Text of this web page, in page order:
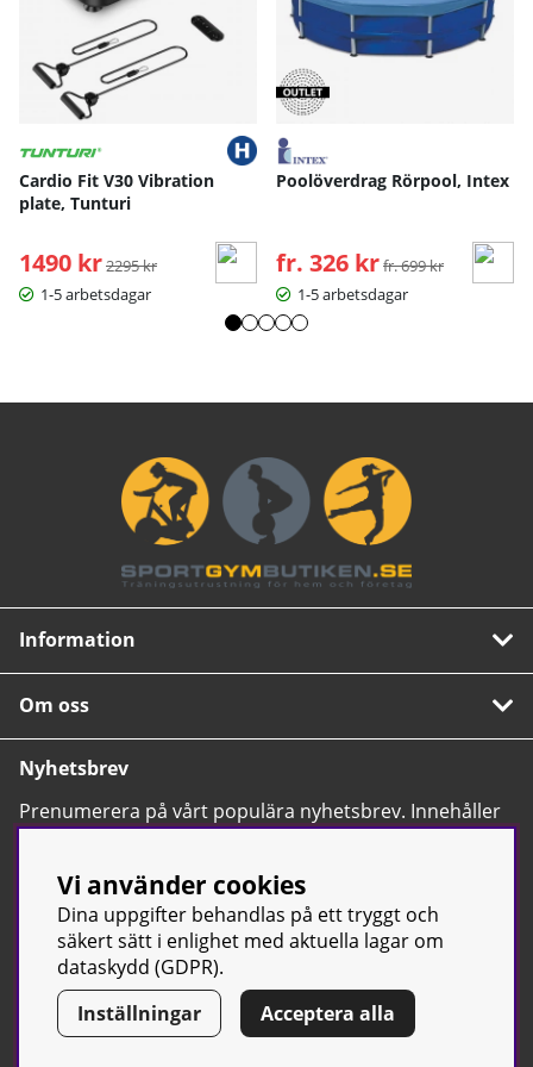
Cardio Fit V30 Vibration
plate, Tunturi
1490 kr Ordinarie pris:
2295 kr
1-5 arbetsdagar
Poolöverdrag Rörpool, Intex
fr. 326 kr Ordinarie pris:
fr. 699 kr
1-5 arbetsdagar
Information
Om oss
Nyhetsbrev
Prenumerera på vårt populära nyhetsbrev. Innehåller
tips, nyheter och våra allra bästa erbjudanden.
© Sport & Gym Butiken JTC AB | Kontakta oss| All rights reserved
| Org.nr: 556668-7058 | Tel: 0500-42 87 00
Vi använder cookies
Dina uppgifter behandlas på ett tryggt och
säkert sätt i enlighet med aktuella lagar om
dataskydd (GDPR).
Inställningar
Acceptera alla